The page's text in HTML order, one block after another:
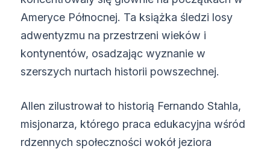
Ameryce Północnej. Ta książka śledzi losy
adwentyzmu na przestrzeni wieków i
kontynentów, osadzając wyznanie w
szerszych nurtach historii powszechnej.
Allen zilustrował to historią Fernando Stahla,
misjonarza, którego praca edukacyjna wśród
rdzennych społeczności wokół jeziora